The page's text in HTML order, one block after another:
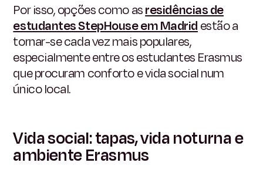
Por isso, opções como asresidências de
estudantes StepHouse em Madrid estão a
tornar-se cada vez mais populares,
especialmente entre os estudantes Erasmus
que procuram conforto e vida social num
único local.
Vida social: tapas, vida noturna e
ambiente Erasmus